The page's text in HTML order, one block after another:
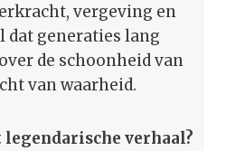
vergeving en
dat generaties lang
de schoonheid van
van waarheid.
verhaal?